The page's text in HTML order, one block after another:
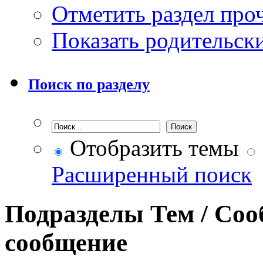
Отметить раздел
Показать
Поиск по разделу
Отобразить темы
Расширенный поиск
Подразделы Тем /
сообщение